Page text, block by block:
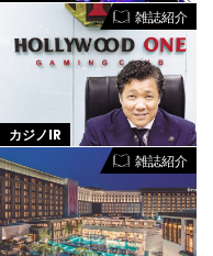
雑誌紹介
カジノIR
雑誌紹介